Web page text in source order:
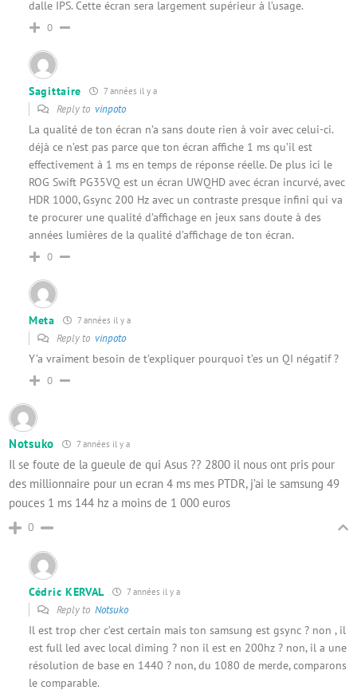
dalle IPS. Cette écran sera largement supérieur à l’usage.
0
Sagittaire 7 années il y a
Reply to vinpoto
La qualité de ton écran n’a sans doute rien à voir avec celui-ci.
déjà ce n’est pas parce que ton écran affiche 1 ms qu’il est
effectivement à 1 ms en temps de réponse réelle. De plus ici le
ROG Swift PG35VQ est un écran UWQHD avec écran incurvé, avec
HDR 1000, Gsync 200 Hz avec un contraste presque infini qui va
te procurer une qualité d’affichage en jeux sans doute à des
années lumières de la qualité d’affichage de ton écran.
0
Meta 7 années il y a
Reply to vinpoto
Y’a vraiment besoin de t’expliquer pourquoi t’es un QI négatif ?
0
Notsuko 7 années il y a
Il se foute de la gueule de qui Asus ?? 2800 il nous ont pris pour
des millionnaire pour un ecran 4 ms mes PTDR, j’ai le samsung 49
pouces 1 ms 144 hz a moins de 1 000 euros
0
Cédric KERVAL 7 années il y a
Reply to Notsuko
Il est trop cher c’est certain mais ton samsung est gsync ? non , il
est full led avec local diming ? non il est en 200hz ? non, il a une
résolution de base en 1440 ? non, du 1080 de merde, comparons
le comparable.